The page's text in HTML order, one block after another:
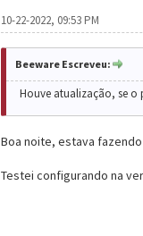
10-22-2022, 09:53 PM
Beeware Escreveu:
Houve atualização, se
Boa noite, estava
Testei configurando na